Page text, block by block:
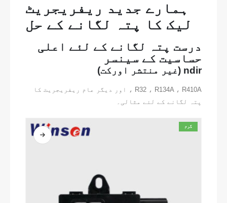
ہمارے جدید ریفریجریٹ
لیک کا پتہ لگانے کے حل
درست پتہ لگانے کے لئے اعلی
حساسیت کے سینسر
ndir (غیر منتشر اورکت)
R32 ، R134A ، R410A ، اور دیگر عام ریفریجریٹ کا
پتہ لگانے کے لئے مثالی۔
گرم